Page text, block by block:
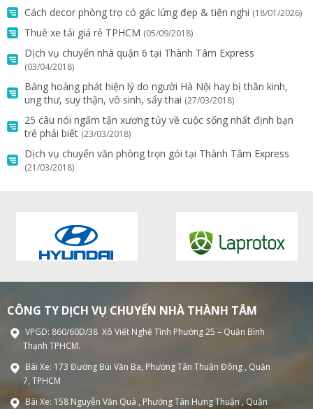
Cách decor phòng trọ có gác lửng đẹp & tiện nghi (18/01/2026)
Thuê xe tải giá rẻ TPHCM (05/09/2018)
Dịch vụ chuyển nhà quận 6 tại Thành Tâm Express
(03/04/2018)
Bàng hoàng phát hiện lý do người Hà Nội hay bị thần kinh,
ung thư, suy thận, vô sinh, sẩy thai (27/03/2018)
25 câu nói ngấm tận xương tủy về cuộc sống nhất định bạn
trẻ phải biết (23/03/2018)
Dịch vụ chuyển văn phòng trọn gói tại Thành Tâm Express
(21/03/2018)
CÔNG TY DỊCH VỤ CHUYỂN NHÀ THÀNH TÂM
VPGD: 860/60D/38 Xô Viết Nghệ Tĩnh Phường 25 – Quận Bình
Thạnh TPHCM.
Bãi Xe: 173 Đường Bùi Văn Ba, Phường Tân Thuận Đông , Quận
7, TPHCM
Bãi Xe: 158 Nguyễn Văn Quá , Phường Tân Hưng Thuận , Quận